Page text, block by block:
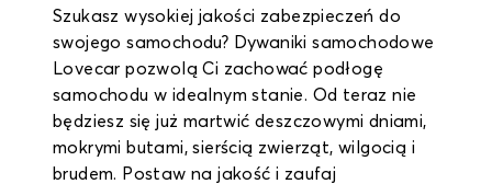
Szukasz wysokiej jakości zabezpieczeń do
swojego samochodu? Dywaniki samochodowe
Lovecar pozwolą Ci zachować podłogę
samochodu w idealnym stanie. Od teraz nie
będziesz się już martwić deszczowymi dniami,
mokrymi butami, sierścią zwierząt, wilgocią i
brudem. Postaw na jakość i zaufaj